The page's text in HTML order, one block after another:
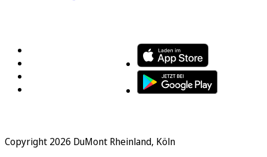
Copyright 2026 DuMont Rheinland, Köln